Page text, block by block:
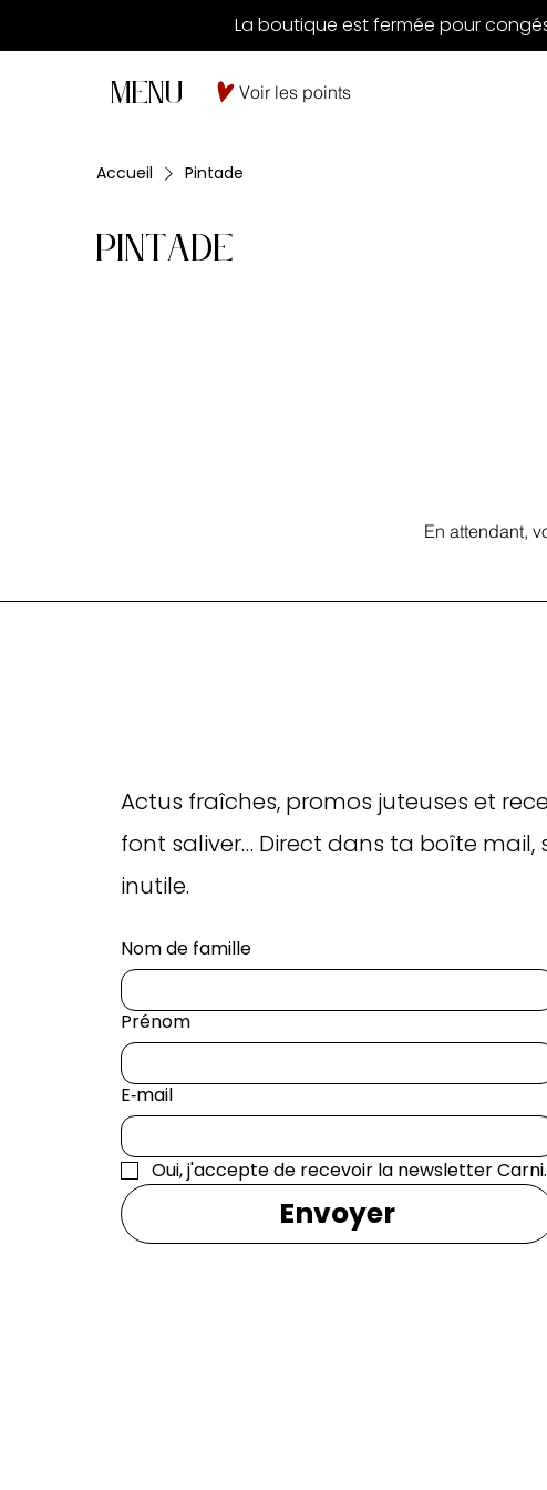
La boutique est fermée pour
MENU Voir les points
Accueil Pintade
Pintade
En attendant,
Actus fraîches, promos juteuses et
font saliver… Direct dans ta boîte mail,
inutile.
Nom de famille
Prénom
E‑mail
Oui, j'accepte de recevoir la newsletter Carni.
Envoyer